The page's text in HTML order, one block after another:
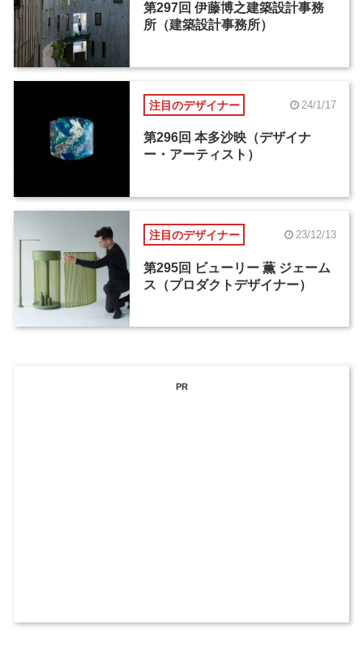
第297回 伊藤博之建築設計事務
所（建築設計事務所）
注目のデザイナー 24/1/17
第296回 本多沙映（デザイナ
ー・アーティスト）
注目のデザイナー 23/12/13
第295回 ビューリー 薫 ジェーム
ス（プロダクトデザイナー）
PR